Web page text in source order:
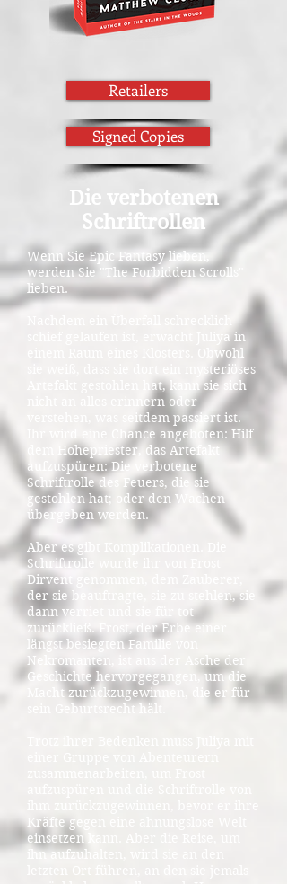
Retailers
Signed Copies
Die verbotenen
Schriftrollen
Wenn Sie Epic Fantasy lieben,
werden Sie "The Forbidden Scrolls"
lieben.
schief gelaufen ist, erwacht Juliya in
einem Raum eines Klosters. Obwohl
sie weiß, dass sie dort ein mysteriöses
Artefakt gestohlen hat, kann sie sich
nicht an alles erinnern oder
verstehen, was seitdem passiert ist.
Ihr wird eine Chance angeboten: Hilf
dem Hohepriester, das Artefakt
aufzuspüren: Die verbotene
Schriftrolle des Feuers, die sie
gestohlen hat; oder den Wachen
übergeben werden.
Aber es gibt Komplikationen. Die
Schriftrolle wurde ihr von Frost
Dirvent genommen, dem Zauberer,
der sie beauftragte, sie zu stehlen, sie
dann verriet und sie für tot
zurückließ. Frost, der Erbe einer
längst besiegten Familie von
Nekromanten, ist aus der Asche der
Geschichte hervorgegangen, um die
Macht zurückzugewinnen, die er für
sein Geburtsrecht hält.
Kräfte gegen eine ahnungslose Welt
einsetzen kann. Aber die Reise, um
ihn aufzuhalten, wird sie an den